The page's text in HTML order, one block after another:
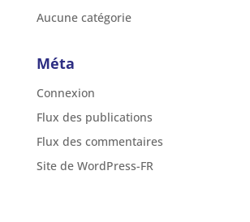
Aucune catégorie
Méta
Connexion
Flux des publications
Flux des commentaires
Site de WordPress-FR